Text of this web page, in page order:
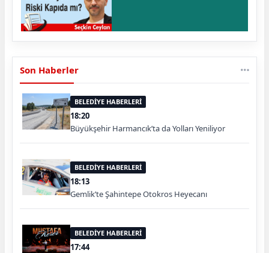
Son Haberler
BELEDİYE HABERLERİ
18:20
Büyükşehir Harmancık’ta da Yolları Yeniliyor
BELEDİYE HABERLERİ
18:13
Gemlik’te Şahintepe Otokros Heyecanı
BELEDİYE HABERLERİ
17:44